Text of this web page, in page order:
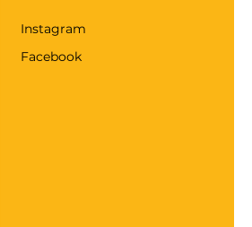
Instagram
Facebook